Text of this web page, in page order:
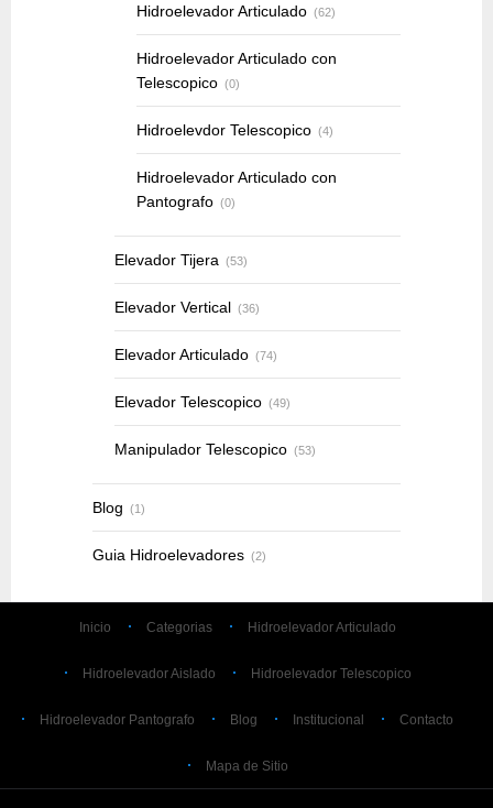
Hidroelevador Articulado (62)
Hidroelevador Articulado con
Telescopico (0)
Hidroelevdor Telescopico (4)
Hidroelevador Articulado con
Pantografo (0)
Elevador Tijera (53)
Elevador Vertical (36)
Elevador Articulado (74)
Elevador Telescopico (49)
Manipulador Telescopico (53)
Blog (1)
Guia Hidroelevadores (2)
Inicio Categorias Hidroelevador Articulado
Hidroelevador Aislado Hidroelevador Telescopico
Hidroelevador Pantografo Blog Institucional Contacto
Mapa de Sitio